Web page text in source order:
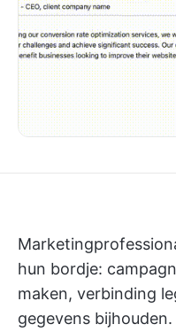
hun bordje:
maken, verbinding
gegevens